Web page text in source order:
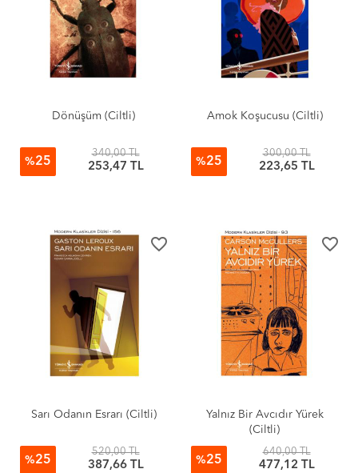
Dönüşüm (Ciltli)
%25
340,00 TL
253,47 TL
Amok Koşucusu (Ciltli)
%25
300,00 TL
223,65 TL
favorite_border
Sarı Odanın Esrarı (Ciltli)
%25
520,00 TL
387,66 TL
favorite_border
Yalnız Bir Avcıdır Yürek
(Ciltli)
%25
640,00 TL
477,12 TL